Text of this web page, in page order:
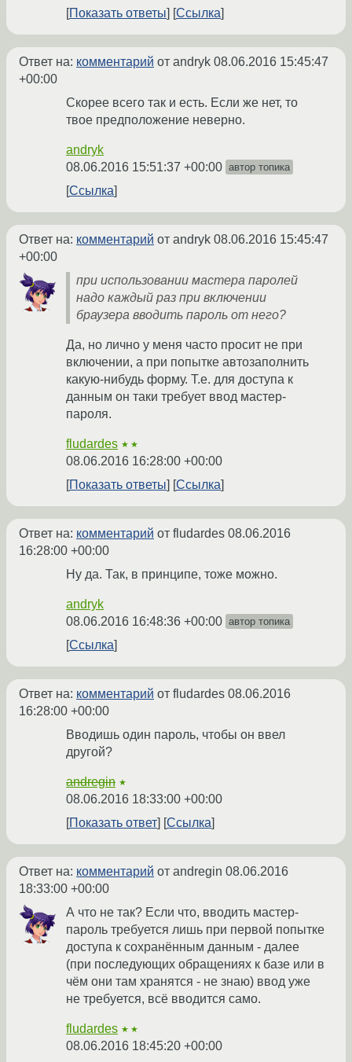
Показать ответы Ссылка
Ответ на: комментарий от andryk 08.06.2016 15:45:47
+00:00
Скорее всего так и есть. Если же нет, то
твое предположение неверно.
andryk
08.06.2016 15:51:37 +00:00 автор топика
Ссылка
Ответ на: комментарий от andryk 08.06.2016 15:45:47
+00:00
при использовании мастера паролей
надо каждый раз при включении
браузера вводить пароль от него?
Да, но лично у меня часто просит не при
включении, а при попытке автозаполнить
какую-нибудь форму. Т.е. для доступа к
данным он таки требует ввод мастер-
пароля.
fludardes ★★
08.06.2016 16:28:00 +00:00
Показать ответы
Ссылка
Ответ на: комментарий от fludardes 08.06.2016
16:28:00 +00:00
Ну да. Так, в принципе, тоже можно.
andryk
08.06.2016 16:48:36 +00:00 автор топика
Ссылка
Ответ на: комментарий от fludardes 08.06.2016
16:28:00 +00:00
Вводишь один пароль, чтобы он ввел
другой?
andregin ★
08.06.2016 18:33:00 +00:00
Показать ответ
Ссылка
Ответ на: комментарий от andregin 08.06.2016
18:33:00 +00:00
А что не так? Если что, вводить мастер-
пароль требуется лишь при первой попытке
доступа к сохранённым данным - далее
(при последующих обращениях к базе или в
чём они там хранятся - не знаю) ввод уже
не требуется, всё вводится само.
fludardes ★★
08.06.2016 18:45:20 +00:00